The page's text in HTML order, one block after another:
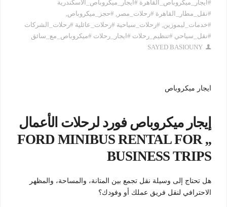
#ايجار_ميكروباص_القاهرة #ايجار_ميكروباص_الاسكندرية
#نقل_مطار_القاهرة #رحلات_مصر , #حجز_ميكروباص,
#خدمات_ليموزين, #رحلات_سياحية #رحلات_عائلية #رحلات_الشركات
#نقل_سياحي #تنظيم_رحلات #ايجار_رحلات #ميكروباص_مع_سائق
SAYED BASIOUNY
ايجار ميكروباص
إيجار ميكروباص فورد لرحلات الأعمال
,, FORD MINIBUS RENTAL FOR
BUSINESS TRIPS
هل تحتاج إلى وسيلة نقل تجمع بين المتانة، والمساحة، والمظهر
الاحترافي لنقل فريق عملك أو وفودك؟